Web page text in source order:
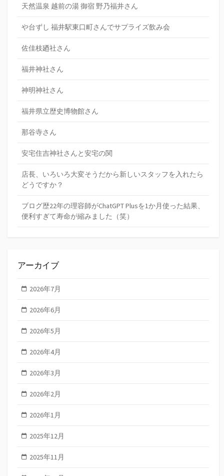
天然温泉 越前の湯 御宿 野乃福井さん
や台ずし 福井駅東口町さんでサプライズ飲み会
佐佳枝廼社さん
福井神社さん
神明神社さん
福井県立歴史博物館さん
那谷寺さん
安宅住吉神社さんと安宅の関
店長、いろいろ大変そうだから新しいスタッフを入れたら
どうですか？
ブログ歴22年の理容師がChatGPT Plusを1か月使った結果、
便利すぎて寿命が縮みました（笑）
アーカイブ
2026年7月
2026年6月
2026年5月
2026年4月
2026年3月
2026年2月
2026年1月
2025年12月
2025年11月